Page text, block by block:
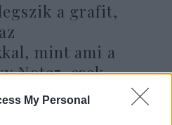
My Personal
a grafit,
mint ami a
Note7-esek
történt.
ezért lobbant